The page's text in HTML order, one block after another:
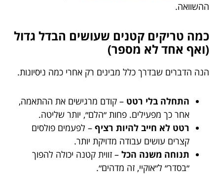
ההשוואה.
כמה טריקים קטנים שעושים הבדל גדול
(ואף אחד לא מספר)
הנה הדברים שבדרך כלל מבינים רק אחרי כמה ניסיונות.
התחלה בלי רטט – קודם מרגישים את ההתאמה,
אחר כך מפעילים. פחות ״הלם״, יותר שליטה.
רטט לא חייב להיות רציף – לפעמים פולסים
קצרים עושים עבודה מדויקת יותר.
תנוחה משנה הכל – זווית קטנה יכולה להפוך
״בסדר״ ל״אוקיי, זה מדהים״.